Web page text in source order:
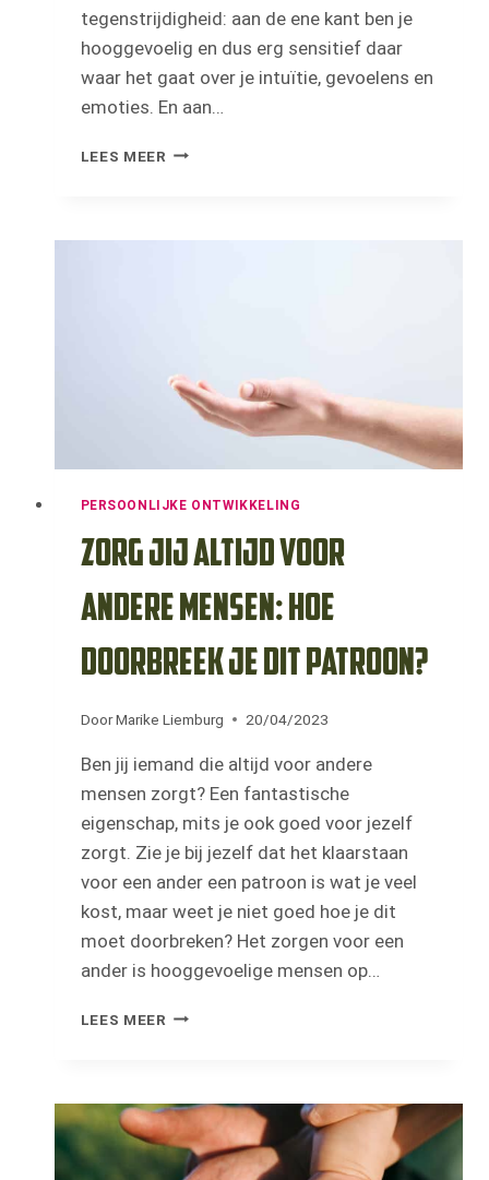
tegenstrijdigheid: aan de ene kant ben je
hooggevoelig en dus erg sensitief daar
waar het gaat over je intuïtie, gevoelens en
emoties. En aan…
LEES MEER HOE
(WEER)
PERSOONLIJKE ONTWIKKELING
Zorg jij altijd voor
andere mensen: hoe
doorbreek je dit patroon?
Door Marike Liemburg 20/04/2023
Ben jij iemand die altijd voor andere
mensen zorgt? Een fantastische
eigenschap, mits je ook goed voor jezelf
zorgt. Zie je bij jezelf dat het klaarstaan
voor een ander een patroon is wat je veel
kost, maar weet je niet goed hoe je dit
moet doorbreken? Het zorgen voor een
ander is hooggevoelige mensen op…
LEES MEER ZORG
ANDERE
MENSEN:
HOE
DOORBREEK